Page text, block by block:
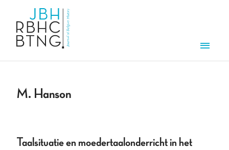
M. Hanson
Taalsituatie en moedertaalonderricht in het